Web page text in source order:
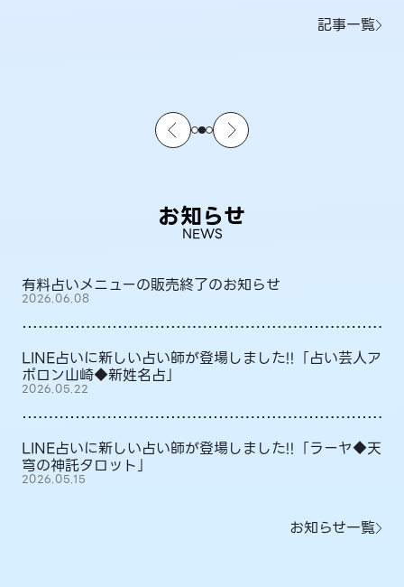
記事一覧
お知らせ
NEWS
有料占いメニューの販売終了のお知らせ
2026.06.08
LINE占いに新しい占い師が登場しました!!「占い芸人ア
ポロン山崎◆新姓名占」
2026.05.22
LINE占いに新しい占い師が登場しました!!「ラーヤ◆天
穹の神託タロット」
2026.05.15
お知らせ一覧